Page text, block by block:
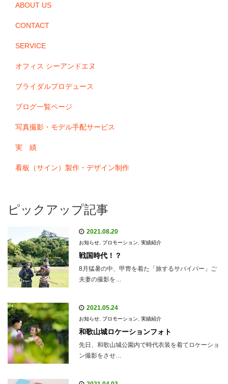
ABOUT US
CONTACT
SERVICE
オフィス シーアンドエヌ
ブライダルプロデュース
ブログ一覧ページ
写真撮影・モデル手配サービス
実 績
看板（サイン）製作・デザイン制作
ピックアップ記事
2021.08.20
お知らせ プロモーション 実績紹介
戦国時代！？
8月猛暑の中、甲冑を着た「旅するサバイバー」ご
夫妻の撮影を…
2021.05.24
お知らせ プロモーション 実績紹介
和歌山城ロケーションフォト
先日、和歌山城公園内で時代衣装を着てロケーショ
ン撮影をさせ…